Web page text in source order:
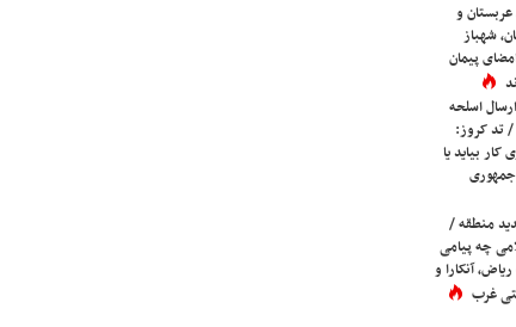
و
شهباز
پیمان
اسلحه
تد کروز:
بیاید یا
منطقه /
چه پیامی
آنکارا و
غرب